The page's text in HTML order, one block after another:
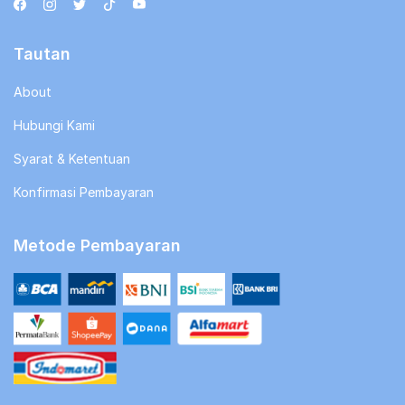
Tautan
About
Hubungi Kami
Syarat & Ketentuan
Konfirmasi Pembayaran
Metode Pembayaran